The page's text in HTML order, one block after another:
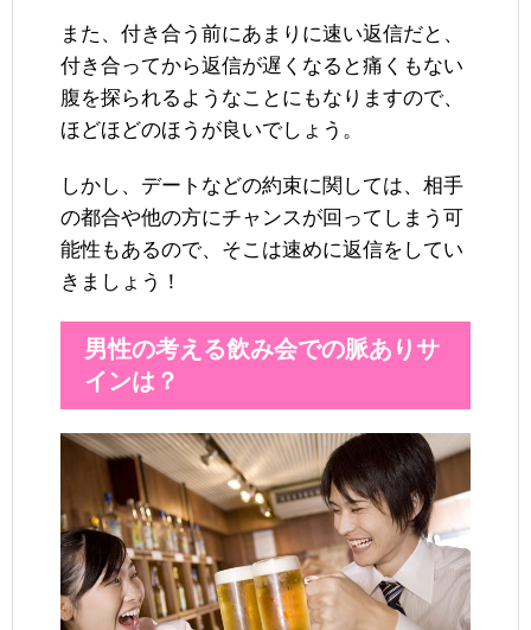
また、付き合う前にあまりに速い返信だと、
付き合ってから返信が遅くなると痛くもない
腹を探られるようなことにもなりますので、
ほどほどのほうが良いでしょう。
しかし、デートなどの約束に関しては、相手
の都合や他の方にチャンスが回ってしまう可
能性もあるので、そこは速めに返信をしてい
きましょう！
男性の考える飲み会での脈ありサ
インは？